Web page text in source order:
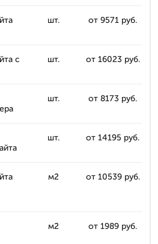
шт. от 9571 руб.
с
шт. от 16023 руб.
шт. от 8173 руб.
шт. от 14195 руб.
м2 от 10539 руб.
м2 от 1989 руб.